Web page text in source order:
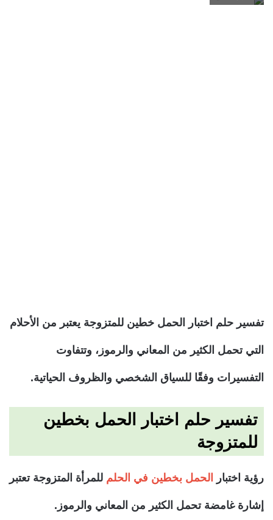
تفسير حلم اختبار الحمل خطين للمتزوجة يعتبر من الأحلام
التي تحمل الكثير من المعاني والرموز، وتتفاوت
التفسيرات وفقًا للسياق الشخصي والظروف الحياتية.
تفسير حلم اختبار الحمل بخطين
للمتزوجة
رؤية اختبار الحمل بخطين في الحلم للمرأة المتزوجة تعتبر
إشارة غامضة تحمل الكثير من المعاني والرموز.